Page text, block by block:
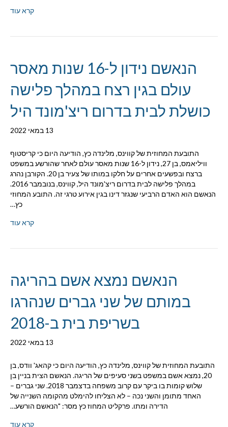
קרא עוד
הנאשם נידון ל-16 שנות מאסר
עולם בגין רצח במהלך פלישה
כושלת לבית בדרום ריצ'מונד היל
13 במאי 2022
התובעת המחוזית של קווינס, מלינדה כץ, הודיעה היום כי קריסטוף
וויליאמס, בן 27, נידון ל-16 שנות מאסר עולם לאחר שהורשע במשפט
ברצח ובפשעים אחרים על חלקו במותו של צעיר בן 20. הקורבן נהרג
במהלך פלישה לבית בדרום ריצ'מונד היל, קווינס, בנובמבר 2016.
הנאשם הוא האדם הרביעי שנגזר דינו בגין אירוע טרגי זה. התובע המחוזי
כץ…
קרא עוד
הנאשם נמצא אשם בהריגה
במותם של שני גברים שנהרגו
בשריפת בית ב-2018
13 במאי 2022
התובעת המחוזית של קווינס, מלינדה כץ, הודיעה היום כי קהאג' וודס, בן
20, נמצא אשם במשפט בשני סעיפים של הריגה. הנאשם הצית בניין בן
שלוש קומות בו ביקר עם קרוב משפחה בדצמבר 2018. שני גברים –
האחד מתומן והשני נכה – לא הצליחו להימלט מהקומה השנייה של
הדירה ומתו. פרקליט המחוז כץ מסר: "הנאשם הורשע…
קרא עוד